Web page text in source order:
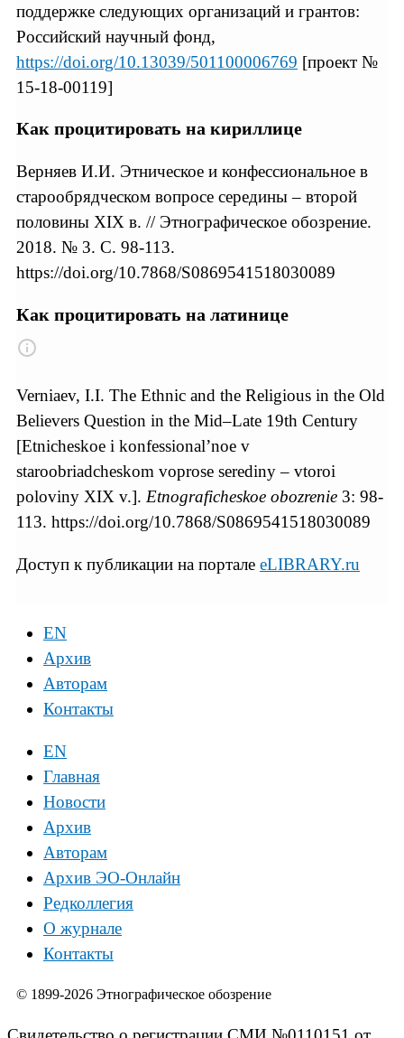
поддержке следующих организаций и грантов:
Российский научный фонд,
https://doi.org/10.13039/501100006769 [проект №
15-18-00119]
Как процитировать на кириллице
Верняев И.И. Этническое и конфессиональное в
старообрядческом вопросе середины – второй
половины XIX в. // Этнографическое обозрение.
2018. № 3. С. 98-113.
https://doi.org/10.7868/S0869541518030089
Как процитировать на латинице
Verniaev, I.I. The Ethnic and the Religious in the Old
Believers Question in the Mid–Late 19th Century
[Etnicheskoe i konfessional’noe v
staroobriadcheskom voprose serediny – vtoroi
poloviny XIX v.]. Etnograficheskoe obozrenie 3: 98-
113. https://doi.org/10.7868/S0869541518030089
Доступ к публикации на портале eLIBRARY.ru
EN
Архив
Авторам
Контакты
EN
Главная
Новости
Архив
Авторам
Архив ЭО-Онлайн
Редколлегия
О журнале
Контакты
© 1899-2026 Этнографическое обозрение